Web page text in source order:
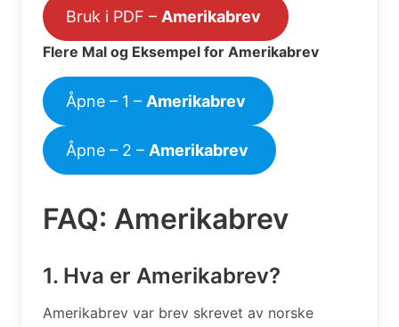
Bruk i PDF – Amerikabrev
Flere Mal og Eksempel for Amerikabrev
Åpne – 1 – Amerikabrev
Åpne – 2 – Amerikabrev
FAQ: Amerikabrev
1. Hva er Amerikabrev?
Amerikabrev var brev skrevet av norske